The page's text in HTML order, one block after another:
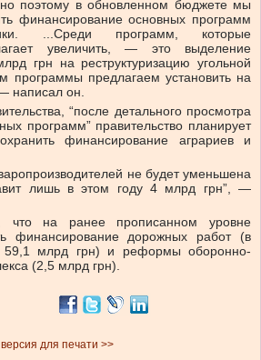
поэтому в обновленном бюджете мы
финансирование основных программ
...Среди программ, которые
увеличить, — это выделение
грн на реструктуризацию угольной
программы предлагаем установить на
написал он.
“после детального просмотра
программ” правительство планирует
финансирование аграриев и
не будет уменьшена
лишь в этом году 4 млрд грн”, —
что на ранее прописанном уровне
финансирование дорожных работ (в
млрд грн) и реформы оборонно-
(2,5 млрд грн).
версия для печати >>